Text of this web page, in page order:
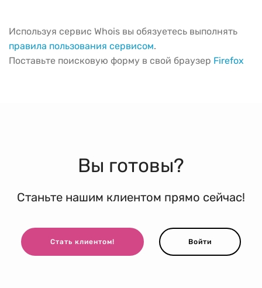
Используя сервис Whois вы обязуетесь выполнять
правила пользования сервисом.
Поставьте поисковую форму в свой браузер Firefox
Вы готовы?
Станьте нашим клиентом прямо сейчас!
Стать клиентом! Войти